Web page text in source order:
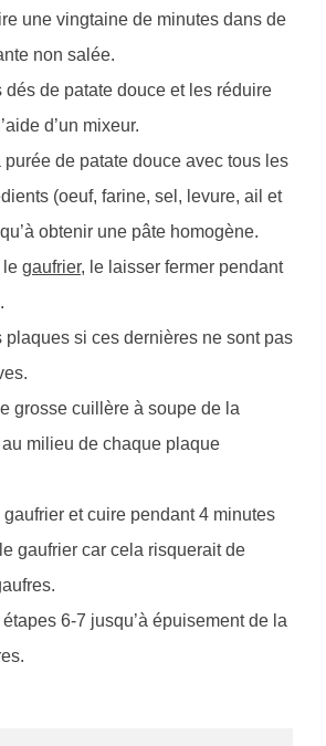
une vingtaine de minutes dans de
non salée.
dés de patate douce et les réduire
d’un mixeur.
purée de patate douce avec tous les
(oeuf, farine, sel, levure, ail et
obtenir une pâte homogène.
le gaufrier, le laisser fermer pendant
plaques si ces dernières ne sont pas
grosse cuillère à soupe de la
milieu de chaque plaque
gaufrier et cuire pendant 4 minutes
gaufrier car cela risquerait de
6-7 jusqu’à épuisement de la